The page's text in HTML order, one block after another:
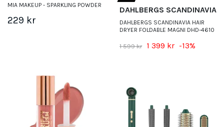
MIA MAKEUP - SPARKLING POWDER
229 kr
DAHLBERGS SCANDINAVIA
DAHLBERGS SCANDINAVIA HAIR
DRYER FOLDABLE MAGNI DHD-4610
1 599 kr 1 399 kr -13%